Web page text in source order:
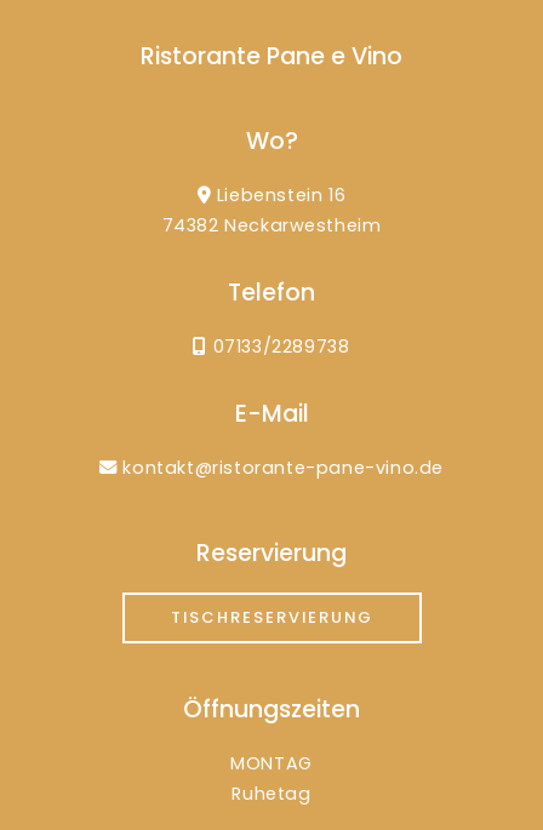
Ristorante Pane e Vino
Wo?
Liebenstein 16
74382 Neckarwestheim
Telefon
07133/2289738
E-Mail
kontakt@ristorante-pane-vino.de
Reservierung
TISCHRESERVIERUNG
Öffnungszeiten
MONTAG
Ruhetag